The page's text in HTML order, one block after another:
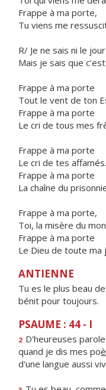
Frappe à ma porte,
Tu viens me
R/ Je ne sais ni le
Mais je sais que
Frappe à ma porte
Tout le vent de ton
Frappe à ma porte
Le cri de tous mes
Frappe à ma porte
Le cri de tes affamés.
Frappe à ma porte
La chaîne du
Frappe à ma porte,
Toi, la misère du
Frappe à ma porte
Le Dieu de toute ma
ANTIENNE
Tu es le plus beau
bénit pour toujours.
PSAUME : 44 - I
2 D'heureuses
quand je dis mes poè
d'une langue aussi